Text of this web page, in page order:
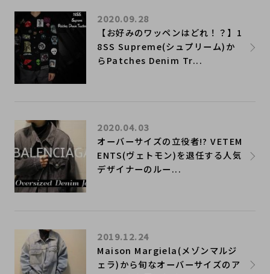
​【お好みのワッペンはどれ！？】1
8SS Supreme(シュプリーム)か
らPatches Denim Tr...
2020.09.28
オーバーサイズの立役者!? VETEM
ENTS(ヴェトモン)を退任する人気
デザイナーのルー...
2020.04.03
Maison Margiela(メゾンマルジ
ェラ)から旬なオーバーサイズのア
2019.12.24